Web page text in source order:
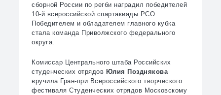
сборной России по регби наградил победителей
10-й всероссийской спартакиады РСО.
Победителем и обладателем главного кубка
стала команда Приволжского федерального
округа.
Комиссар Центрального штаба Российских
студенческих отрядов Юлия Позднякова
вручила Гран-при Всероссийского творческого
фестиваля Студенческих отрядов Московскому